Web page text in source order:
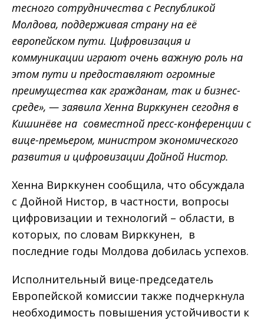
тесного сотрудничества с Республикой
Молдова, поддерживая страну на её
европейском пути. Цифровизация и
коммуникации играют очень важную роль на
этом пути и предоставляют огромные
преимущества как гражданам, так и бизнес-
среде», — заявила Хенна Вирккунен сегодня в
Кишинёве на совместной пресс-конференции с
вице-премьером, министром экономического
развития и цифровизации Дойной Нистор.
Хенна Вирккунен сообщила, что обсуждала
с Дойной Нистор, в частности, вопросы
цифровизации и технологий – области, в
которых, по словам Вирккунен, в
последние годы Молдова добилась успехов.
Исполнительный вице-председатель
Европейской комиссии также подчеркнула
необходимость повышения устойчивости к